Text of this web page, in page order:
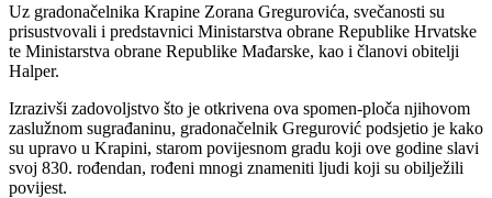
Uz gradonačelnika Krapine Zorana Gregurovića, svečanosti su
prisustvovali i predstavnici Ministarstva obrane Republike Hrvatske
te Ministarstva obrane Republike Mađarske, kao i članovi obitelji
Halper.
Izrazivši zadovoljstvo što je otkrivena ova spomen-ploča njihovom
zaslužnom sugrađaninu, gradonačelnik Gregurović podsjetio je kako
su upravo u Krapini, starom povijesnom gradu koji ove godine slavi
svoj 830. rođendan, rođeni mnogi znameniti ljudi koji su obilježili
povijest.